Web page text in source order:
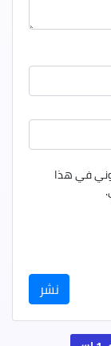
في هذا